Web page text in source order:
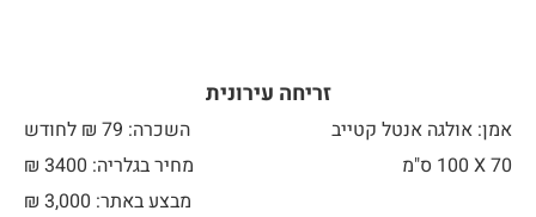
זריחה עירונית
אמן: אולגה אנטל קטייב
השכרה: 79 ₪ לחודש
70 X
מחיר בגלריה: 3400 ₪
מבצע באתר:
₪ 3,000